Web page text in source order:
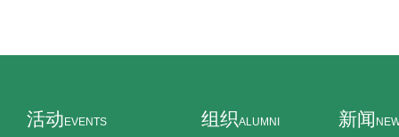
活动 EVENTS 组织ALUMNI 新闻